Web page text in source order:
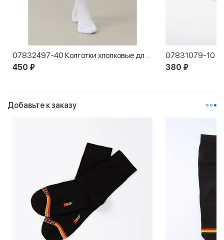
07832497-40 Колготки хлопковые для девочки белый
450 ₽
380 ₽
Добавьте к заказу